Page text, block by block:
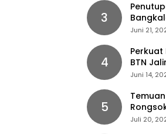
3
Gus
Juni 21,
4
Perkuat
BTN
dengan
Juni 14,
5
Gegana
Juli 20,